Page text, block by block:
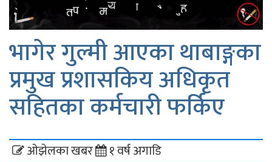
भागेर गुल्मी आएका थाबाङ्गका
प्रमुख प्रशासकिय अधिकृत
सहितका कर्मचारी फर्किए
ओझेलका खबर १ वर्ष अगाडि